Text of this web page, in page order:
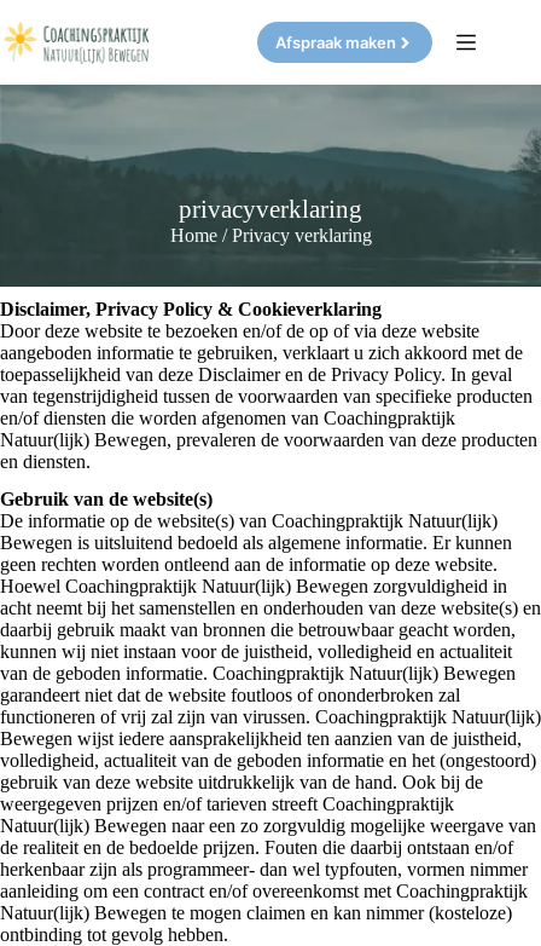
naar
de
Afspraak maken
privacyverklaring
Home/Privacy verklaring
Disclaimer, Privacy Policy & Cookieverklaring
Door deze website te bezoeken en/of de op of via deze website
aangeboden informatie te gebruiken, verklaart u zich akkoord met de
toepasselijkheid van deze Disclaimer en de Privacy Policy. In geval
van tegenstrijdigheid tussen de voorwaarden van specifieke producten
en/of diensten die worden afgenomen van Coachingpraktijk
Natuur(lijk) Bewegen, prevaleren de voorwaarden van deze producten
en diensten.
Gebruik van de website(s)
De informatie op de website(s) van Coachingpraktijk Natuur(lijk)
Bewegen is uitsluitend bedoeld als algemene informatie. Er kunnen
geen rechten worden ontleend aan de informatie op deze website.
Hoewel Coachingpraktijk Natuur(lijk) Bewegen zorgvuldigheid in
acht neemt bij het samenstellen en onderhouden van deze website(s) en
daarbij gebruik maakt van bronnen die betrouwbaar geacht worden,
kunnen wij niet instaan voor de juistheid, volledigheid en actualiteit
van de geboden informatie. Coachingpraktijk Natuur(lijk) Bewegen
garandeert niet dat de website foutloos of ononderbroken zal
functioneren of vrij zal zijn van virussen. Coachingpraktijk Natuur(lijk)
Bewegen wijst iedere aansprakelijkheid ten aanzien van de juistheid,
volledigheid, actualiteit van de geboden informatie en het (ongestoord)
gebruik van deze website uitdrukkelijk van de hand. Ook bij de
weergegeven prijzen en/of tarieven streeft Coachingpraktijk
Natuur(lijk) Bewegen naar een zo zorgvuldig mogelijke weergave van
de realiteit en de bedoelde prijzen. Fouten die daarbij ontstaan en/of
herkenbaar zijn als programmeer- dan wel typfouten, vormen nimmer
aanleiding om een contract en/of overeenkomst met Coachingpraktijk
Natuur(lijk) Bewegen te mogen claimen en kan nimmer (kosteloze)
ontbinding tot gevolg hebben.